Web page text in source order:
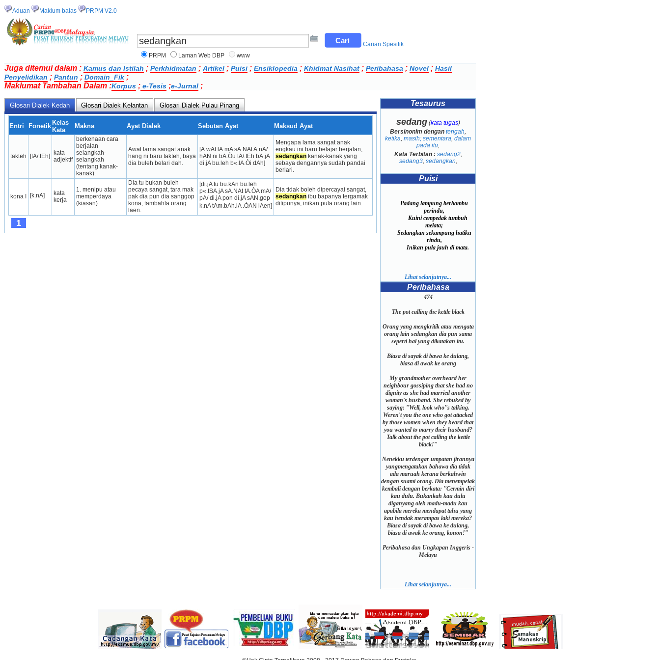
Aduan Maklum balas PRPM V2.0
Carian Spesifik
PRPM
Laman Web DBP www
Juga ditemui dalam : Kamus dan Istilah ; Perkhidmatan ; Artikel ; Puisi ; Ensiklopedia ; Khidmat Nasihat ; Peribahasa ; Novel ; Hasil
Penyelidikan ; Pantun ; Domain_Fik ;
Maklumat Tambahan Dalam :Korpus ; e-Tesis ;e-Jurnal ;
Glosari Dialek Kedah Glosari Dialek Kelantan Glosari Dialek Pulau Pinang
Entri Fonetik Kelas
Kata
Makna Ayat Dialek Sebutan Ayat Maksud Ayat
takteh [tA/.tEh]
kata
adjektif
berkenaan cara
berjalan
selangkah-
selangkah
(tentang kanak-
kanak).
Awat lama sangat anak
hang ni baru takteh, baya
dia buleh belari dah.
[A.wAt lA.mA sA.NAt A.nA/
hAN ni bA.Òu tA/.tEh bA.jA
di.jA bu.leh b«.lA.Òi dAh]
Mengapa lama sangat anak
engkau ini baru belajar berjalan,
sedangkan kanak-kanak yang
sebaya dengannya sudah pandai
berlari.
kona I [k.nA]
kata
kerja
1. menipu atau
memperdaya
(kiasan)
Dia tu bukan buleh
pecaya sangat, tara mak
pak dia pun dia sanggop
kona, tambahla orang
laen.
[di.jA tu bu.kAn bu.leh
p«.tSA.jA sA.NAt tA.ÒA mA/
pA/ di.jA pon di.jA sAN.gop
k.nA tAm.bAh.lA .ÒAN lAen]
Dia tidak boleh dipercayai sangat,
sedangkan ibu bapanya tergamak
ditipunya, inikan pula orang lain.
1
Tesaurus
sedang(kata tugas)
Bersinonim dengan tengah,
ketika, masih; sementara, dalam
pada itu,
Kata Terbitan : sedang2,
sedang3, sedangkan,
Puisi
Padang lampung berbambu
perindu,
Kuini cempedak tumbuh
melata;
Sedangkan sekampung hatiku
rindu,
Inikan pula jauh di mata.
Lihat selanjutnya...
Peribahasa
474
The pot calling the kettle black
Orang yang mengkritik atau mengata
orang lain sedangkan dia pun sama
seperti hal yang dikatakan itu.
Biasa di sayak di bawa ke dulang,
biasa di awak ke orang
My grandmother overheard her
neighbour gossiping that she had no
dignity as she had married another
woman's husband. She rebuked by
saying: ''Well, look who''s talking.
Weren't you the one who got attacked
by those women when they heard that
you wanted to marry their husband?
Talk about the pot calling the kettle
black!''
Nenekku terdengar umpatan jirannya
yangmengatakan bahawa dia tidak
ada maruah kerana berkahwin
dengan suami orang. Dia menempelak
kembali dengan berkata: ''Cermin diri
kau dulu. Bukankah kau dulu
diganyang oleh madu-madu kau
apabila mereka mendapat tahu yang
kau hendak merampas laki mereka?
Biasa di sayak di bawa ke dulang,
biasa di awak ke orang, konon!''
Peribahasa dan Ungkapan Inggeris -
Melayu
Lihat selanjutnya...